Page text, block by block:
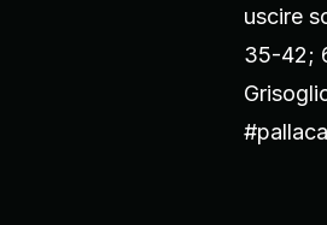
uscire
35-42;